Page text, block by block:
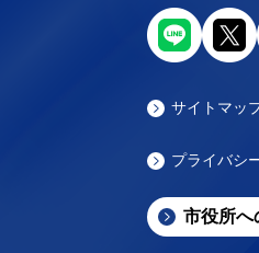
サイトマッ
プライバシ
市役所へ